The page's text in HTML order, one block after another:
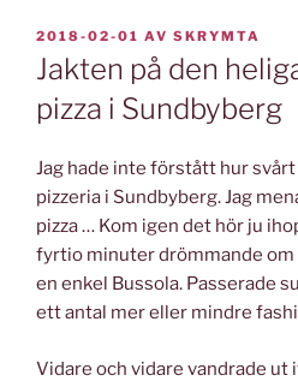
PUBLICERAT
2018-02-01 AV SKRYMTA
Jakten på den
pizza i Sundbyberg
Jag hade inte förstått hur
pizzeria i Sundbyberg. Jag
pizza … Kom igen det hör ju
fyrtio minuter drömmande om
en enkel Bussola. Passerade
ett antal mer eller mindre
Vidare och vidare vandrade ut